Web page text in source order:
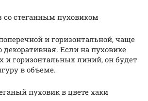
со стеганным пуховиком
и горизонтальной, чаще
декоративная. Если на пуховике
и горизонтальных линий, он будет
в объеме.
пуховик в цвете хаки